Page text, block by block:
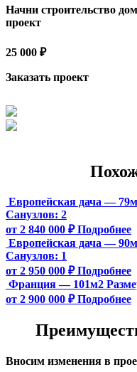
Начни строительство
проект
25 000 ₽
Заказать проект
Европейская дача —
Санузлов: 2
от 2 840 000 ₽ Подробнее
Европейская дача —
Санузлов: 1
от 2 950 000 ₽ Подробнее
Франция — 101м2
от 2 900 000 ₽ Подробнее
Вносим изменения в